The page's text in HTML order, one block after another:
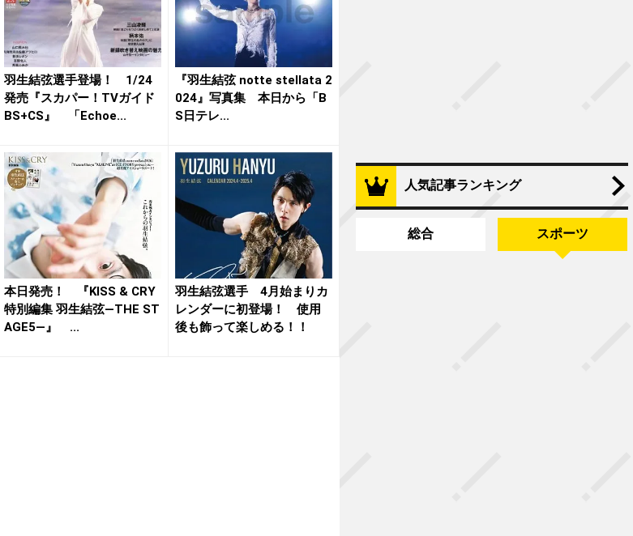
羽生結弦選手登場！ 1/24
発売『スカパー！TVガイド
BS+CS』 「Echoe...
『羽生結弦 notte stellata 2
024』写真集 本日から「B
S日テレ...
本日発売！ 『KISS & CRY
特別編集 羽生結弦―THE ST
AGE5―』 ...
羽生結弦選手 4月始まりカ
レンダーに初登場！ 使用
後も飾って楽しめる！！
人気記事ランキング
総合 スポーツ